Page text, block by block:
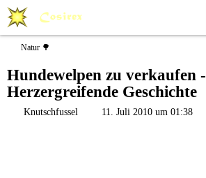
Natur 🌳
Hundewelpen zu verkaufen -
Herzergreifende Geschichte
Knutschfussel 11. Juli 2010 um 01:38